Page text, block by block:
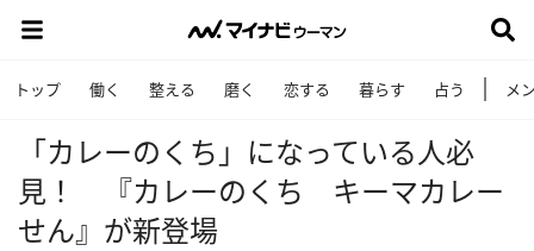
トップ 働く 整える 磨く 恋する 暮らす 占う メ
「カレーのくち」になっている人必
見！ 『カレーのくち キーマカレー
せん』が新登場